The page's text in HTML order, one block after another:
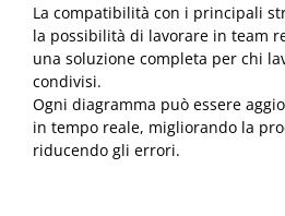
La compatibilità con i principali
la possibilità di lavorare in team
una soluzione completa per chi
condivisi.
Ogni diagramma può essere
in tempo reale, migliorando la
riducendo gli errori.